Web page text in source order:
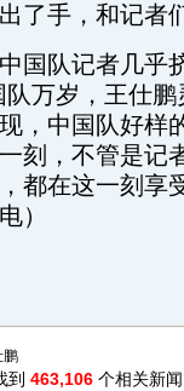
了手，和记者
队记者几乎
万岁，王仕鹏
，中国队好样
刻，不管是记
，都在这一刻
）
到 463,106 个相关新